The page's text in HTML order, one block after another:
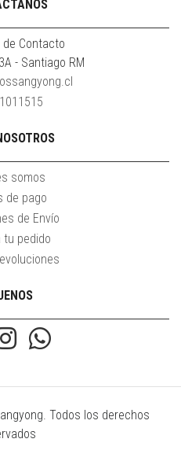
de Contacto
- Santiago RM
somos
de pago
de Envío
tu pedido
Todos los derechos